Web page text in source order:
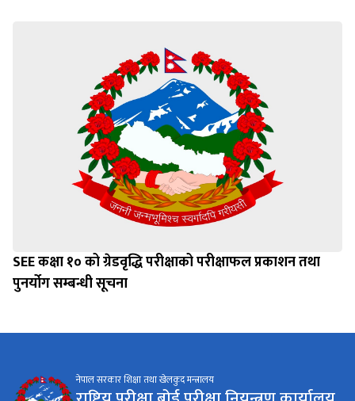
SEE कक्षा १० को ग्रेडवृद्धि परीक्षाको परीक्षाफल प्रकाशन तथा
पुनर्योग सम्बन्धी सूचना
नेपाल सरकार शिक्षा तथा खेलकुद मन्त्रालय